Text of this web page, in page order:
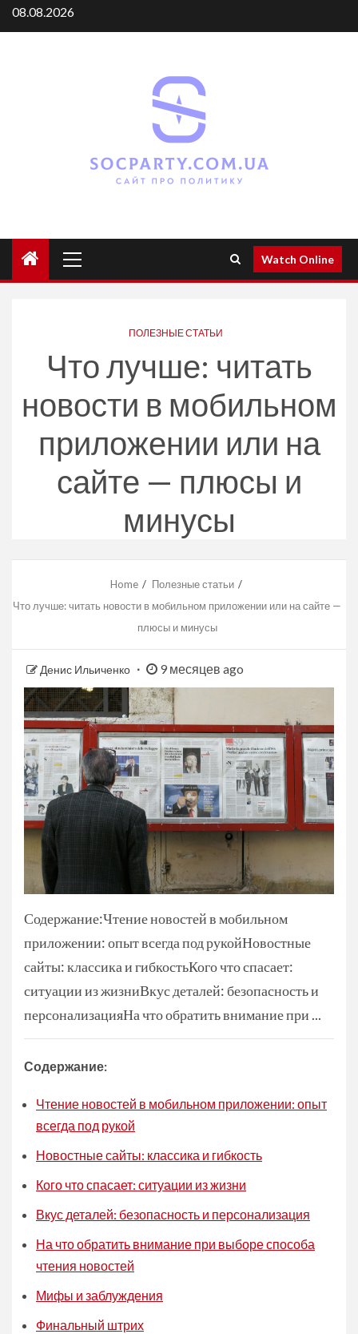
Skip
to
08.08.2026
Menu
Watch Online
ПОЛЕЗНЫЕ СТАТЬИ
Что лучше: читать
новости в мобильном
приложении или на
сайте — плюсы и
минусы
Home
Полезные статьи
Что лучше: читать новости в мобильном приложении или на сайте —
плюсы и минусы
Денис Ильиченко 9 месяцев ago
Содержание:Чтение новостей в мобильном
приложении: опыт всегда под рукойНовостные
сайты: классика и гибкостьКого что спасает:
ситуации из жизниВкус деталей: безопасность и
персонализацияНа что обратить внимание при ...
Содержание:
Чтение новостей в мобильном приложении: опыт
всегда под рукой
Новостные сайты: классика и гибкость
Кого что спасает: ситуации из жизни
Вкус деталей: безопасность и персонализация
На что обратить внимание при выборе способа
чтения новостей
Мифы и заблуждения
Финальный штрих